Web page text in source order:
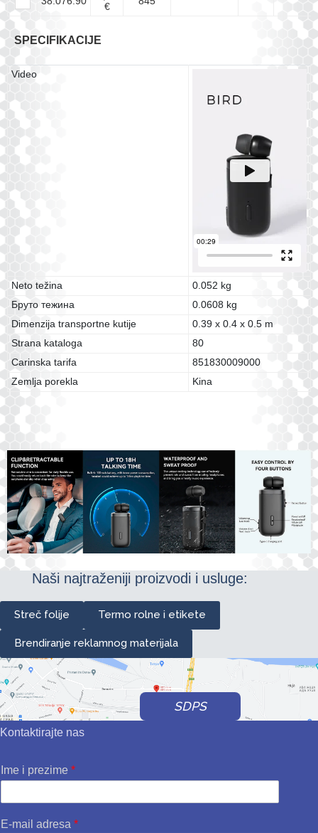
€
SPECIFIKACIJE
Video
Neto težina
0.052 kg
Бруто тежина
0.0608 kg
Dimenzija transportne kutije
0.39 x 0.4 x 0.5 m
Strana kataloga
80
Carinska tarifa
851830009000
Zemlja porekla
Kina
Naši najtraženiji proizvodi i usluge:
Streč folije Termo rolne i etikete
Brendiranje reklamnog materijala
SDPS
Kontaktirajte nas
Ime i prezime *
E-mail adresa *